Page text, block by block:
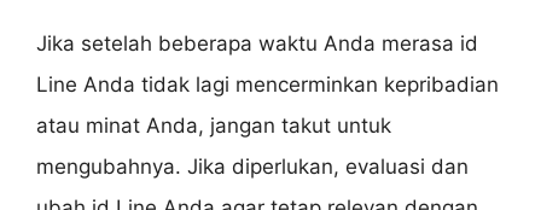
Jika setelah beberapa waktu Anda merasa id
Line Anda tidak lagi mencerminkan kepribadian
atau minat Anda, jangan takut untuk
mengubahnya. Jika diperlukan, evaluasi dan